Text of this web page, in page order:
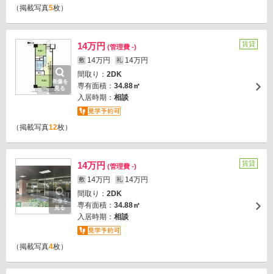
（掲載写真5枚）
画像を
見る
14万円 (管理費 -)
敷 14万円 礼 14万円
間取り： 2DK
専有面積： 34.88㎡
入居時期： 相談
賃貸
（掲載写真12枚）
画像を
見る
14万円 (管理費 -)
敷 14万円 礼 14万円
間取り： 2DK
専有面積： 34.88㎡
入居時期： 相談
賃貸
（掲載写真4枚）